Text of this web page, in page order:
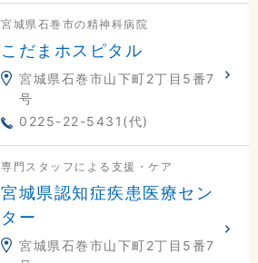
宮城県石巻市の精神科病院
こだまホスピタル
宮城県石巻市山下町2丁目5番7
号
0225-22-5431(代)
専門スタッフによる支援・ケア
宮城県認知症疾患医療セン
ター
宮城県石巻市山下町2丁目5番7